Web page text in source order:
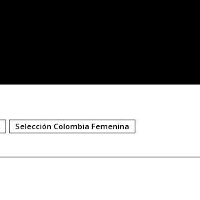
Selección Colombia Femenina